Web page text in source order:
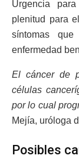
Urgencia
plenitud para
síntomas
enfermedad
El cáncer de
células
por lo cual
Mejía, uróloga
Posibles